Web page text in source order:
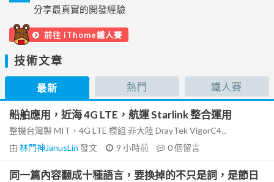
分享最真實的開發經驗
前往 iThome鐵人賽
技術文章
最新 熱門 鐵人賽
船舶應用，近海 4G LTE，航運 Starlink 整合運用
整機台灣製 MIT，4G LTE 模組 非大陸 DrayTek VigorC4...
由 林門神JanusLin 發文 9 小時前 0個留言
同一篇內容翻成十種語言，要換掉的不只是詞，是節日